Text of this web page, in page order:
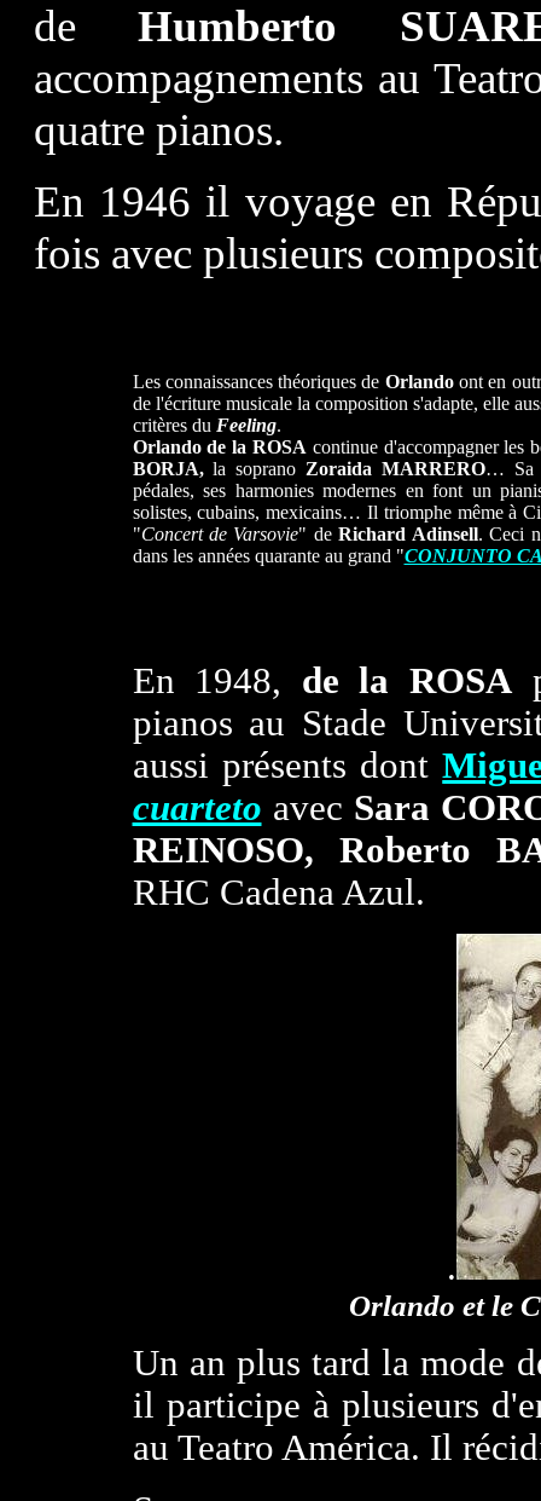
de Humberto
accompagnements au
quatre pianos.
En 1946 il voyage en
fois avec plusieurs
Les connaissances théoriques de Orlandoont en
de l'écriture musicale la composition s'adapte, elle
critères du Feeling.
Orlando de la ROSA continue d'accompagner les
BORJA,la soprano Zoraida MARRERO… Sa
pédales, ses harmonies modernes en font un
solistes, cubains, mexicains… Il triomphe même à
"Concert de Varsovie" deRichard Adinsell. Ceci
dans les années quarante au grand "CONJUNTO
En 1948, de la ROSA
pianos au Stade
aussi présents dont
cuarteto avec Sara
REINOSO, Roberto
RHC Cadena Azul.
.
Orlando et le
Un an plus tard la mode
il participe à plusieurs
au Teatro América. Il